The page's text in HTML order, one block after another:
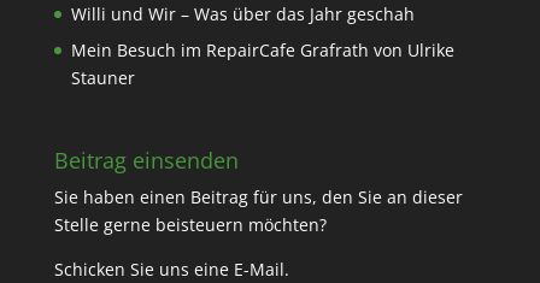
Willi und Wir – Was über das Jahr geschah
Mein Besuch im RepairCafe Grafrath von Ulrike
Stauner
Beitrag einsenden
Sie haben einen Beitrag für uns, den Sie an dieser
Stelle gerne beisteuern möchten?
Schicken Sie uns eine E-Mail.